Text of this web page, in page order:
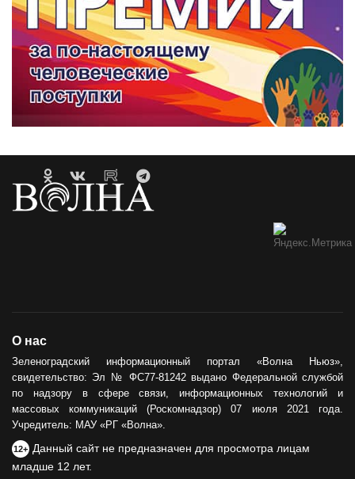
О нас
Зеленоградский информационный портал «Волна Ньюз»,
свидетельство: Эл № ФС77-81242 выдано Федеральной службой
по надзору в сфере связи, информационных технологий и
массовых коммуникаций (Роскомнадзор) 07 июля 2021 года.
Учредитель: МАУ «РГ «Волна».
12+ Данный сайт не предназначен для просмотра лицам
младше 12 лет.